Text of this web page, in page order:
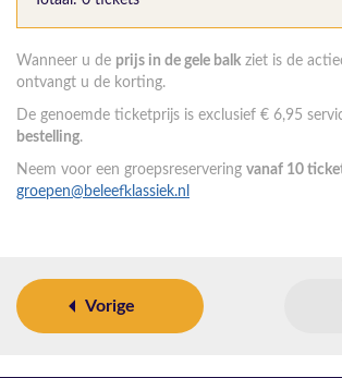
Wanneer u de prijs in de gele balk ziet is de
ontvangt u de korting.
De genoemde ticketprijs is exclusief € 6,95
bestelling.
Neem voor een groepsreservering vanaf 10
groepen@beleefklassiek.nl
Vorige